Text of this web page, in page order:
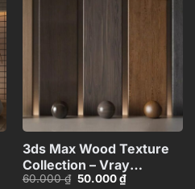
3ds Max Wood Texture
Collection – Vray
Render_2353 VR
60.000₫ Giá
50.000₫Giá